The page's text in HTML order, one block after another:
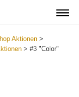
Aktionen >
> #3 "Color"